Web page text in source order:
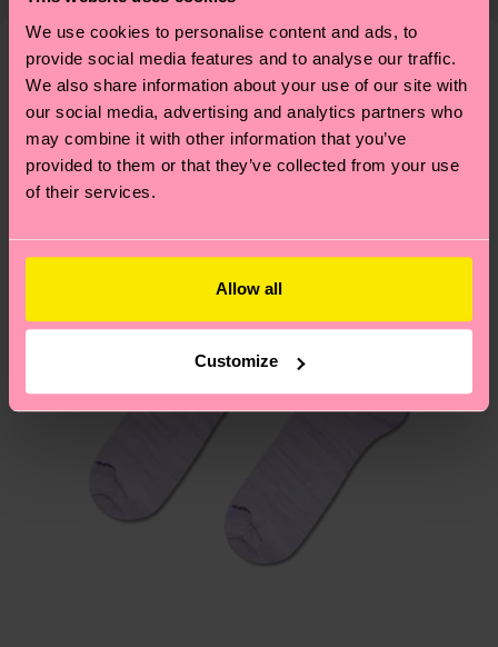
We use cookies to personalise content and ads, to
provide social media features and to analyse our traffic.
We also share information about your use of our site with
our social media, advertising and analytics partners who
may combine it with other information that you’ve
provided to them or that they’ve collected from your use
of their services.
Allow all
Customize
de sostenibilidad
cuenta que se trata de una estimación y que el
tiempo exacto puede variar según el servicio
postal local.
¿Tienes dudas sobre las devoluciones? Visita
nuestra página de Devoluciones
para ver las
respuestas a las preguntas más frecuentes.
Diseños parecidos
¡Novedades!